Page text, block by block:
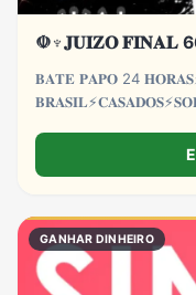
☫♆𝐉𝐔𝐈𝐙𝐎 𝐅𝐈𝐍𝐀𝐋
𝐁𝐀𝐓𝐄 𝐏𝐀𝐏𝐎 24
GANHAR DINHEIRO